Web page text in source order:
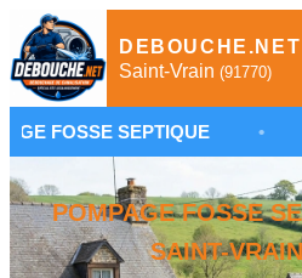
DEBOUCHE.NET
Saint-Vrain (91770)
SEPTIQUE •
POMPAGE FOSSE
SAINT-